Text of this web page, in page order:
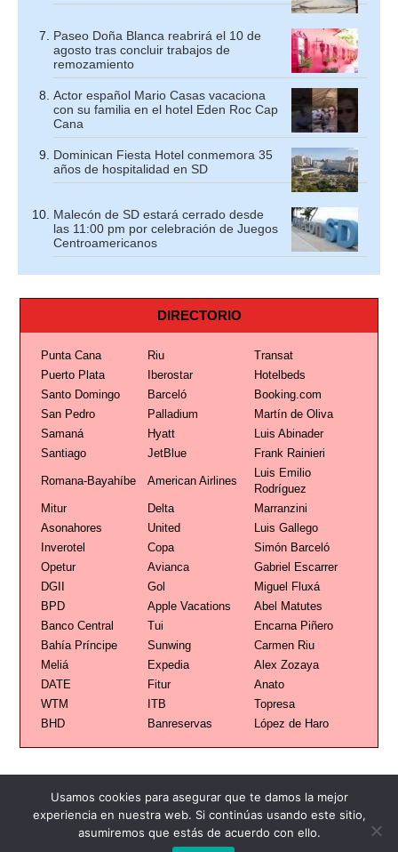
Paseo Doña Blanca reabrirá el 10 de
agosto tras concluir trabajos de
remozamiento
Actor español Mario Casas vacaciona
con su familia en el hotel Eden Roc Cap
Cana
Dominican Fiesta Hotel conmemora 35
años de hospitalidad en SD
Malecón de SD estará cerrado desde
las 11:00 pm por celebración de Juegos
Centroamericanos
DIRECTORIO
Punta Cana Riu
Transat
Puerto Plata
Iberostar
Hotelbeds
Santo Domingo
Barceló
Booking.com
San Pedro
Palladium
Martín de Oliva
Samaná
Hyatt
Luis Abinader
Santiago
JetBlue Frank Rainieri
Romana-Bayahíbe American Airlines
Luis Emilio
Rodríguez
Mitur
Delta
Marranzini
Asonahores
United
Luis Gallego
Inverotel
Copa
Simón Barceló
Opetur
Avianca
Gabriel Escarrer
DGII
Gol
Miguel Fluxá
BPD
Apple Vacations
Abel Matutes
Banco Central
Tui
Encarna Piñero
Bahía Príncipe
Sunwing
Carmen Riu
Meliá
Expedia
Alex Zozaya
DATE
Fitur
Anato
WTM
ITB
Topresa
BHD
Banreservas López de Haro
Usamos cookies para asegurar que te damos la mejor
experiencia en nuestra web. Si continúas usando este sitio,
asumiremos que estás de acuerdo con ello.
Publicidad Redacción Contacto